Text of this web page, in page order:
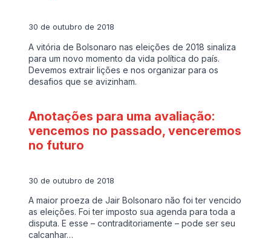
30 de outubro de 2018
A vitória de Bolsonaro nas eleições de 2018 sinaliza
para um novo momento da vida política do país.
Devemos extrair lições e nos organizar para os
desafios que se avizinham.
Anotações para uma avaliação:
vencemos no passado, venceremos
no futuro
30 de outubro de 2018
A maior proeza de Jair Bolsonaro não foi ter vencido
as eleições. Foi ter imposto sua agenda para toda a
disputa. E esse – contraditoriamente – pode ser seu
calcanhar…